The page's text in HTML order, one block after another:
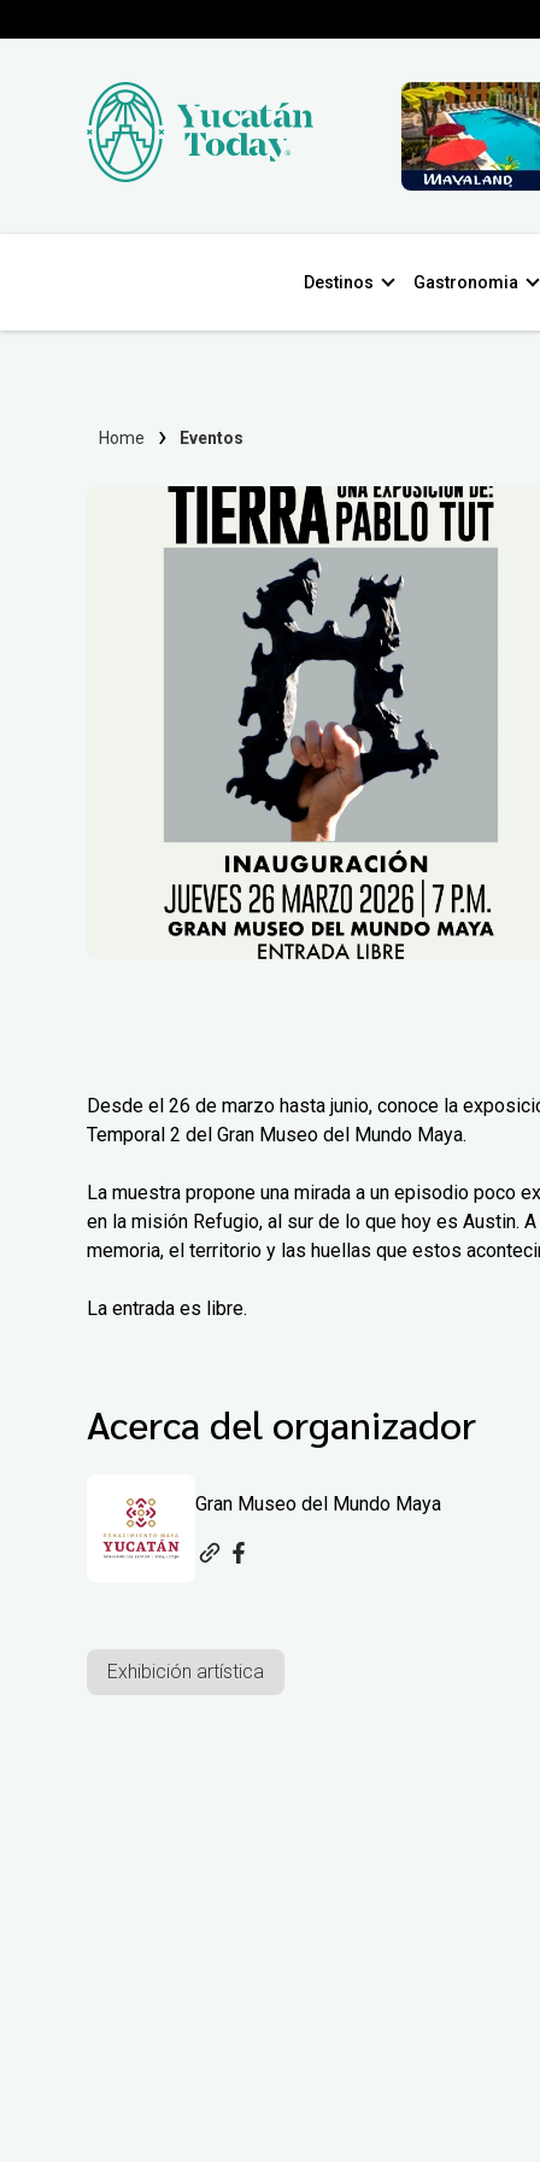
Destinos Gastronomia
Home Eventos
Desde el 26 de marzo hasta junio, conoce la
Temporal 2 del Gran Museo del Mundo Maya.
La muestra propone una mirada a un episodio poco
en la misión Refugio, al sur de lo que hoy es Austin.
memoria, el territorio y las huellas que estos
La entrada es libre.
Acerca del organizador
Gran Museo del Mundo Maya
Exhibición artística